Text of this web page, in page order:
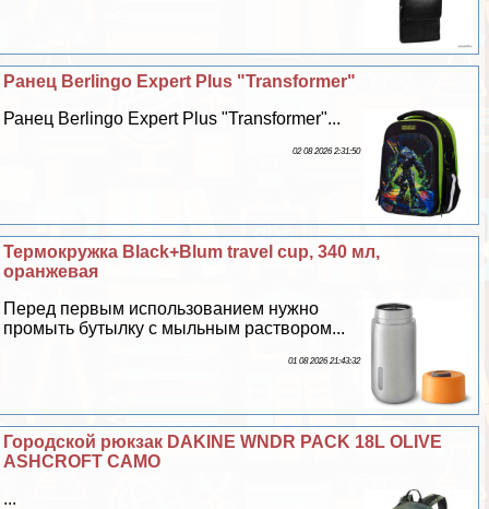
Ранец Berlingo Expert Plus "Transformer"
Ранец Berlingo Expert Plus "Transformer"...
02 08 2026 2:31:50
Термокружка Black+Blum travel cup, 340 мл,
оранжевая
Перед первым использованием нужно
промыть бутылку с мыльным раствором...
01 08 2026 21:43:32
Городской рюкзак DAKINE WNDR PACK 18L OLIVE
ASHCROFT CAMO
...